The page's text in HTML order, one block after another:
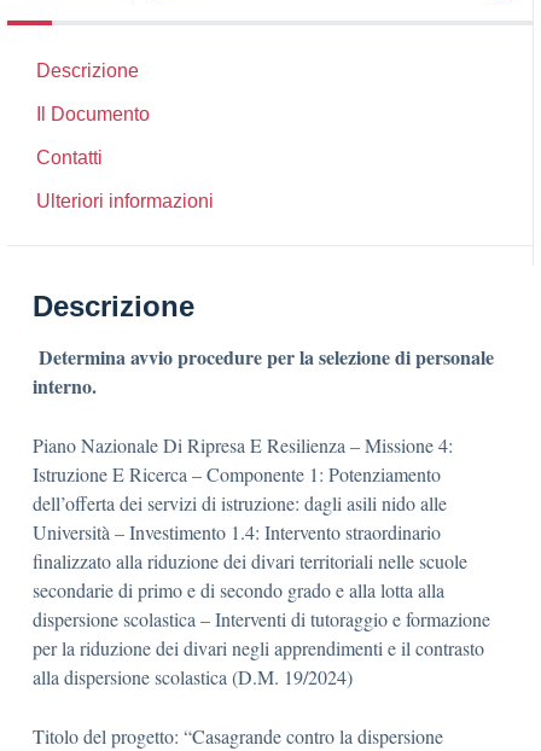
Descrizione
Il Documento
Contatti
Ulteriori informazioni
Descrizione
Determina avvio procedure per la selezione di personale
interno.
Piano Nazionale Di Ripresa E Resilienza – Missione 4:
Istruzione E Ricerca – Componente 1: Potenziamento
dell’offerta dei servizi di istruzione: dagli asili nido alle
Università – Investimento 1.4: Intervento straordinario
finalizzato alla riduzione dei divari territoriali nelle scuole
secondarie di primo e di secondo grado e alla lotta alla
dispersione scolastica – Interventi di tutoraggio e formazione
per la riduzione dei divari negli apprendimenti e il contrasto
alla dispersione scolastica (D.M. 19/2024)
Titolo del progetto: “Casagrande contro la dispersione